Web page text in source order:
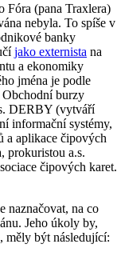
Fóra (pana Traxlera)
nebyla. To spíše v
banky
jako externista na
a ekonomiky
jména je podle
Obchodní burzy
DERBY (vytváří
informační systémy,
a aplikace čipových
prokuristou a.s.
čipových karet.
naznačovat, na co
Jeho úkoly by,
měly být následující: